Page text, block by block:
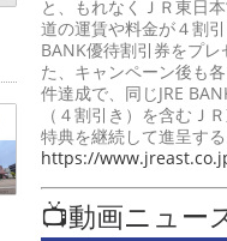
と、もれなくＪＲ東日
道の運賃や料金が４割引
BANK優待割引券をプレ
た、キャンペーン後も
件達成で、同じJRE
（４割引き）を含むＪ
特典を継続して進呈する
https://
📺動画ニュー